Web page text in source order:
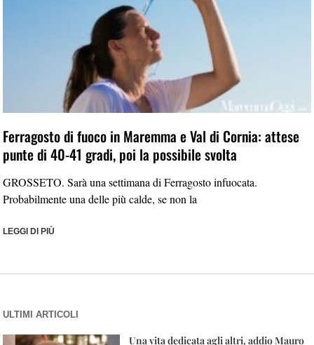
Ferragosto di fuoco in Maremma e Val di Cornia: attese
punte di 40-41 gradi, poi la possibile svolta
GROSSETO. Sarà una settimana di Ferragosto infuocata.
Probabilmente una delle più calde, se non la
LEGGI DI PIÙ
ULTIMI ARTICOLI
Una vita dedicata agli altri, addio Mauro